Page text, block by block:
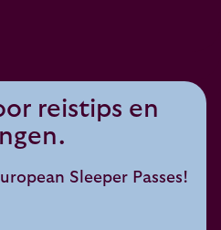
reistips en
Sleeper Passes!